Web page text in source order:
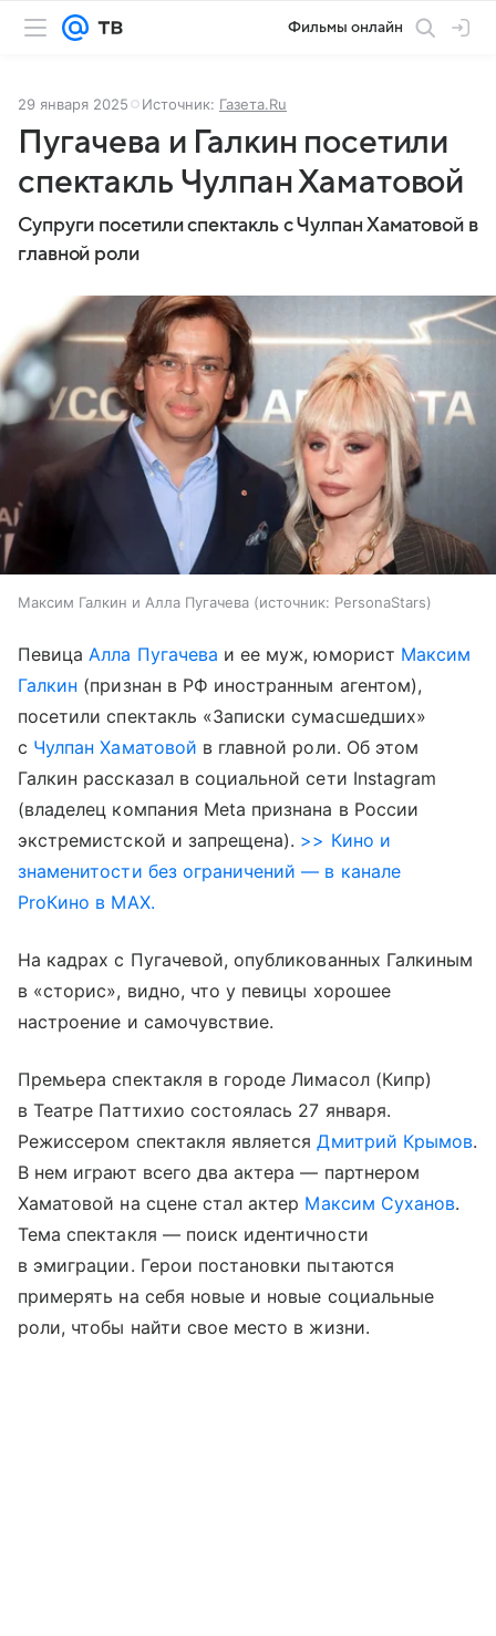
Фильмы онлайн
29 января 2025 Источник: Газета.Ru
Пугачева и Галкин посетили
спектакль Чулпан Хаматовой
Супруги посетили спектакль с Чулпан Хаматовой в
главной роли
Максим Галкин и Алла Пугачева источник: PersonaStars
ПевицаАлла Пугачева и ее муж, юморист Максим
Галкин (признан в РФ иностранным агентом),
посетили спектакль «Записки сумасшедших»
с Чулпан Хаматовой в главной роли. Об этом
Галкин рассказал в социальной сети Instagram
(владелец компания Meta признана в России
экстремистской и запрещена). >> Кино и
знаменитости без ограничений — в канале
ProКино в MAX.
На кадрах с Пугачевой, опубликованных Галкиным
в «сторис», видно, что у певицы хорошее
настроение и самочувствие.
Премьера спектакля в городе Лимасол (Кипр)
в Театре Паттихио состоялась 27 января.
Режиссером спектакля являетсяДмитрий Крымов.
В нем играют всего два актера — партнером
Хаматовой на сцене стал актер Максим Суханов.
Тема спектакля — поиск идентичности
в эмиграции. Герои постановки пытаются
примерять на себя новые и новые социальные
роли, чтобы найти свое место в жизни.